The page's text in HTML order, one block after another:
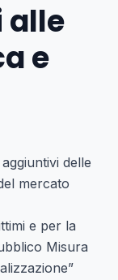
alle
e
delle
mercato
e per la
Misura